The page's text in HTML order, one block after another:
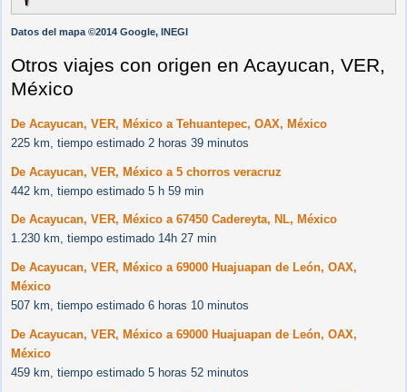
Datos del mapa ©2014 Google, INEGI
Otros viajes con origen en Acayucan, VER,
México
De Acayucan, VER, México a Tehuantepec, OAX, México
225 km, tiempo estimado 2 horas 39 minutos
De Acayucan, VER, México a 5 chorros veracruz
442 km, tiempo estimado 5 h 59 min
De Acayucan, VER, México a 67450 Cadereyta, NL, México
1.230 km, tiempo estimado 14h 27 min
De Acayucan, VER, México a 69000 Huajuapan de León, OAX,
México
507 km, tiempo estimado 6 horas 10 minutos
De Acayucan, VER, México a 69000 Huajuapan de León, OAX,
México
459 km, tiempo estimado 5 horas 52 minutos